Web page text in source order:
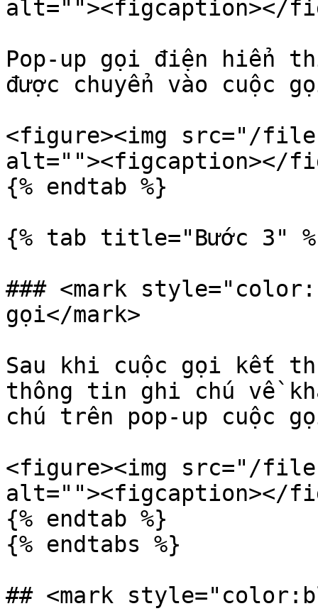
alt=""><figcaption></
Pop-up gọi điện hiển
được chuyển vào cuộc
<figure><img src="/files/
alt=""><figcaption></
{% endtab %}
{% tab title="Bước 3"
### <mark
gọi</mark>
Sau khi cuộc gọi kết
thông tin ghi chú về
chú trên pop-up cuộc
<figure><img src="/files/
alt=""><figcaption></
{% endtab %}
{% endtabs %}
## <mark